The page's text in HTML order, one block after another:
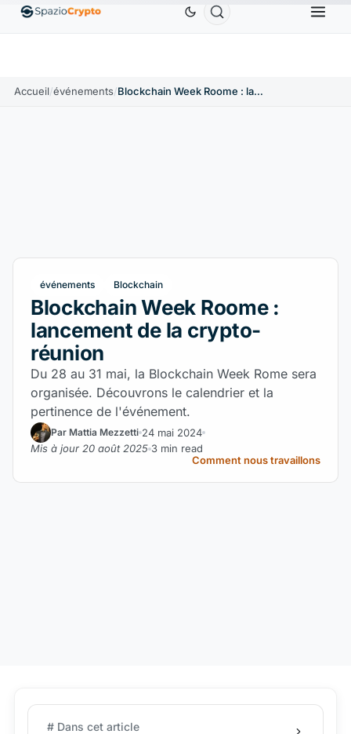
EthereumETH1 880,58 $US TetherUSDT ↑0.00%
Accueil/événements/ Blockchain Week Roome : lancement de la crypto-réunion
événements Blockchain
Blockchain Week Roome :
lancement de la crypto-
réunion
Du 28 au 31 mai, la Blockchain Week Rome sera
organisée. Découvrons le calendrier et la
pertinence de l'événement.
Par Mattia Mezzetti 24 mai 2024
Mis à jour 20 août 2025 3 min read
Comment nous travaillons
# Dans cet article